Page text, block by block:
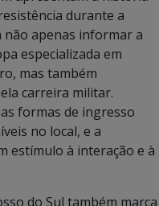
durante a
não apenas informar a
especializada em
mas também
carreira militar.
formas de ingresso
no local, e a
estímulo à interação e à
do Sul também marca